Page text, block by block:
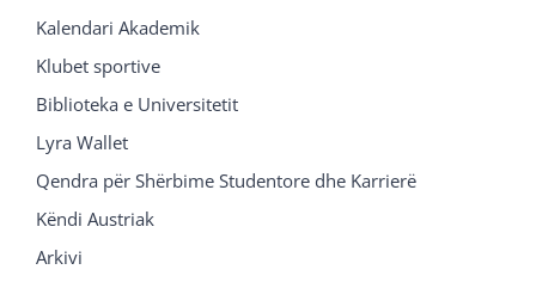
Kalendari Akademik
Klubet sportive
Biblioteka e Universitetit
Lyra Wallet
Qendra për Shërbime Studentore dhe Karrierë
Këndi Austriak
Arkivi